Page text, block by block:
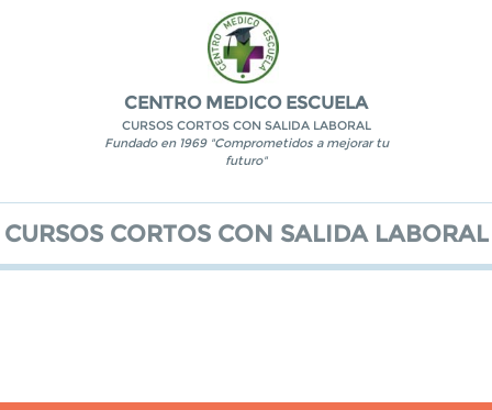
CENTRO MEDICO ESCUELA
CURSOS CORTOS CON SALIDA LABORAL
Fundado en 1969 "Comprometidos a mejorar tu
futuro"
CURSOS CORTOS CON SALIDA LABORAL